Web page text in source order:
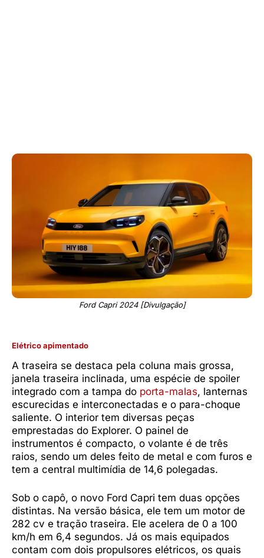
Ford Capri 2024 [Divulgação]
Elétrico apimentado
A traseira se destaca pela coluna mais grossa,
janela traseira inclinada, uma espécie de spoiler
integrado com a tampa do porta-malas, lanternas
escurecidas e interconectadas e o para-choque
saliente. O interior tem diversas peças
emprestadas do Explorer. O painel de
instrumentos é compacto, o volante é de três
raios, sendo um deles feito de metal e com furos e
tem a central multimídia de 14,6 polegadas.
Sob o capô, o novo Ford Capri tem duas opções
distintas. Na versão básica, ele tem um motor de
282 cv e tração traseira. Ele acelera de 0 a 100
km/h em 6,4 segundos. Já os mais equipados
contam com dois propulsores elétricos, os quais